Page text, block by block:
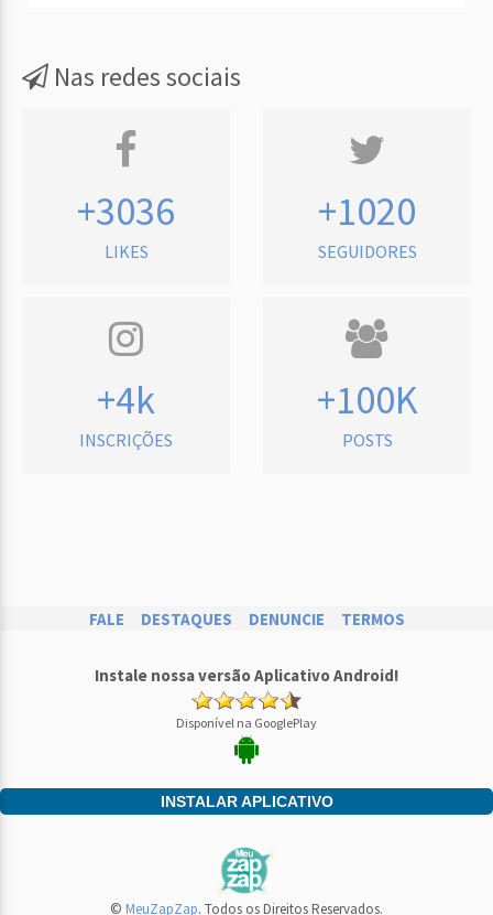
Nas redes sociais
+3036
LIKES
+1020
SEGUIDORES
+4k
INSCRIÇÕES
+100K
POSTS
FALE DESTAQUES DENUNCIE TERMOS
Instale nossa versão Aplicativo Android!
Disponível na GooglePlay
INSTALAR APLICATIVO
© MeuZapZap. Todos os Direitos Reservados.